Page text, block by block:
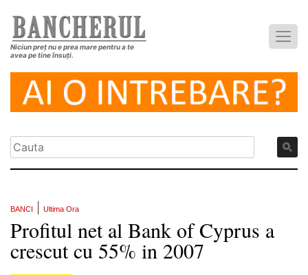
Niciun preț nu e prea mare pentru a te
avea pe tine însuți.
BANCI Ultima Ora
Profitul net al Bank of Cyprus a
crescut cu 55% in 2007